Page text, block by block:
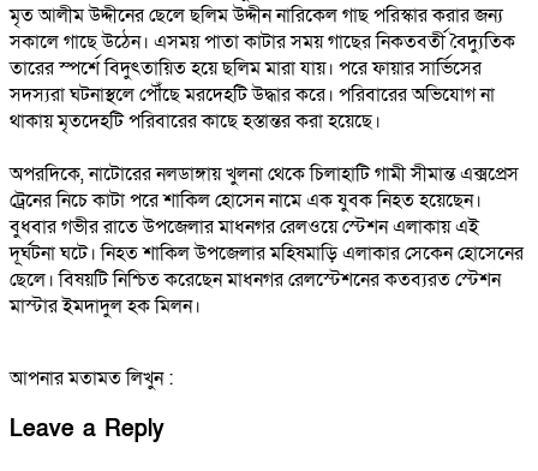
মৃত আলীম উদ্দীনের ছেলে ছলিম উদ্দীন নারিকেল গাছ পরিস্কার করার জন্য
সকালে গাছে উঠেন। এসময় পাতা কাটার সময় গাছের নিকতবর্তী বৈদ্যুতিক
তারের স্পর্শে বিদুৎতায়িত হয়ে ছলিম মারা যায়। পরে ফায়ার সার্ভিসের
সদস্যরা ঘটনাস্থলে পৌঁছে মরদেহটি উদ্ধার করে। পরিবারের অভিযোগ না
থাকায় মৃতদেহটি পরিবারের কাছে হস্তান্তর করা হয়েছে।
অপরদিকে, নাটোরের নলডাঙ্গায় খুলনা থেকে চিলাহাটি গামী সীমান্ত এক্সপ্রেস
ট্রেনের নিচে কাটা পরে শাকিল হোসেন নামে এক যুবক নিহত হয়েছেন।
বুধবার গভীর রাতে উপজেলার মাধনগর রেলওয়ে স্টেশন এলাকায় এই
দূর্ঘটনা ঘটে। নিহত শাকিল উপজেলার মহিষমাড়ি এলাকার সেকেন হোসেনের
ছেলে। বিষয়টি নিশ্চিত করেছেন মাধনগর রেলস্টেশনের কতব্যরত স্টেশন
মাস্টার ইমদাদুল হক মিলন।
আপনার মতামত লিখুন :
Leave a Reply